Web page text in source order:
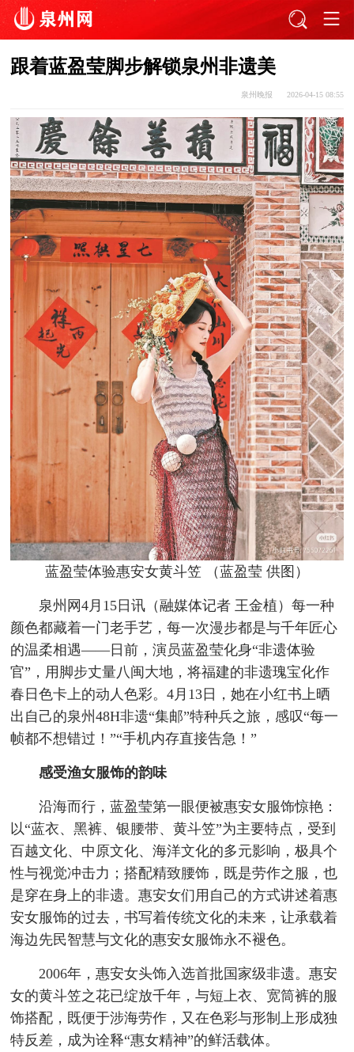
跟着蓝盈莹脚步解锁泉州非遗美
泉州晚报 2026-04-15 08:55
蓝盈莹体验惠安女黄斗笠 （蓝盈莹 供图）
泉州网4月15日讯（融媒体记者 王金植）每一种
颜色都藏着一门老手艺，每一次漫步都是与千年匠心
的温柔相遇——日前，演员蓝盈莹化身“非遗体验
官”，用脚步丈量八闽大地，将福建的非遗瑰宝化作
春日色卡上的动人色彩。4月13日，她在小红书上晒
出自己的泉州48H非遗“集邮”特种兵之旅，感叹“每一
帧都不想错过！”“手机内存直接告急！”
感受渔女服饰的韵味
沿海而行，蓝盈莹第一眼便被惠安女服饰惊艳：
以“蓝衣、黑裤、银腰带、黄斗笠”为主要特点，受到
百越文化、中原文化、海洋文化的多元影响，极具个
性与视觉冲击力；搭配精致腰饰，既是劳作之服，也
是穿在身上的非遗。惠安女们用自己的方式讲述着惠
安女服饰的过去，书写着传统文化的未来，让承载着
海边先民智慧与文化的惠安女服饰永不褪色。
2006年，惠安女头饰入选首批国家级非遗。惠安
女的黄斗笠之花已绽放千年，与短上衣、宽筒裤的服
饰搭配，既便于涉海劳作，又在色彩与形制上形成独
特反差，成为诠释“惠女精神”的鲜活载体。